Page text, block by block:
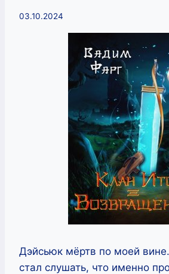
03.10.2024
Дэйсьюк мёртв по моей
стал слушать, что именно